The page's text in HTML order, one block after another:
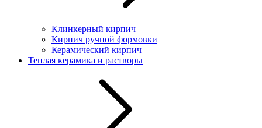
Клинкерный кирпич
Кирпич ручной формовки
Керамический кирпич
Теплая керамика и растворы